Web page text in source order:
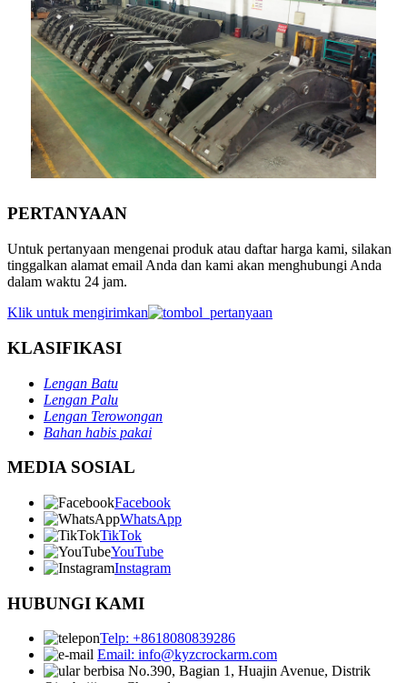
PERTANYAAN
Untuk pertanyaan mengenai produk atau daftar harga kami, silakan
tinggalkan alamat email Anda dan kami akan menghubungi Anda
dalam waktu 24 jam.
Klik untuk mengirimkan
KLASIFIKASI
Lengan Batu
Lengan Palu
Lengan Terowongan
Bahan habis pakai
MEDIA SOSIAL
Facebook
WhatsApp
TikTok
YouTube
Instagram
HUBUNGI KAMI
Telp: +8618080839286
Email: info@kyzcrockarm.com
No.390, Bagian 1, Huajin Avenue, Distrik